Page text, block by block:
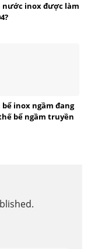
nước inox được làm
bể inox ngầm đang
bể ngầm truyền